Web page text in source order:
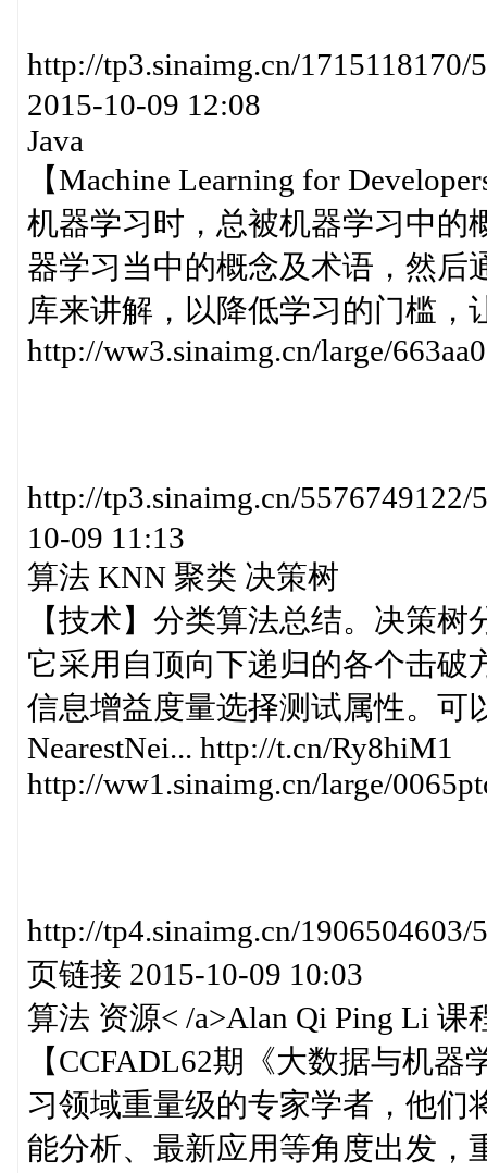
http://tp3.sinaimg.cn/
2015-10-09 12:08
Java
【Machine Learning for
机器学习时，总被机器学习中的
器学习当中的概念及术语，然后
库来讲解，以降低学习的门槛，
http://ww3.sinaimg.cn/large/
http://tp3.sinaimg.cn/
10-09 11:13
算法 KNN 聚类 决策树
【技术】分类算法总结。决策
它采用自顶向下递归的各个击破
信息增益度量选择测试属性。可
NearestNei... http://t.cn/Ry8hiM1
http://ww1.sinaimg.cn/large/
http://tp4.sinaimg.cn/
页链接 2015-10-09 10:03
算法 资源< /a>Alan Qi Ping Li
【CCFADL62期《大数据与机
习领域重量级的专家学者，他们
能分析、最新应用等角度出发，